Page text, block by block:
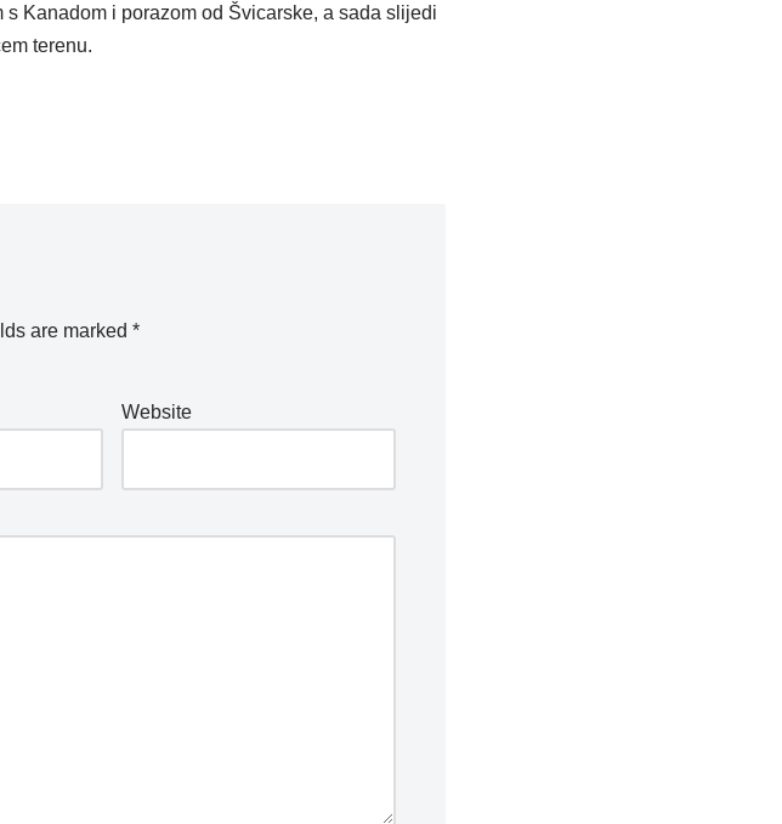
Kanadom i porazom od Švicarske, a sada slijedi
terenu.
are marked *
Website